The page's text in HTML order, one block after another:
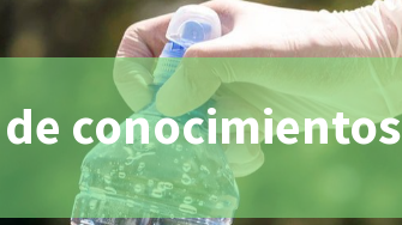
de conocimientos